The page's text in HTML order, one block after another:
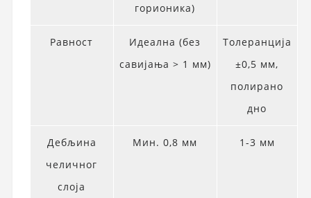
горионика)
Равност
Идеална (без
савијања > 1 мм)
Толеранција
±0,5 мм,
полирано
дно
Дебљина
челичног
слоја
Мин. 0,8 мм 1-3 мм